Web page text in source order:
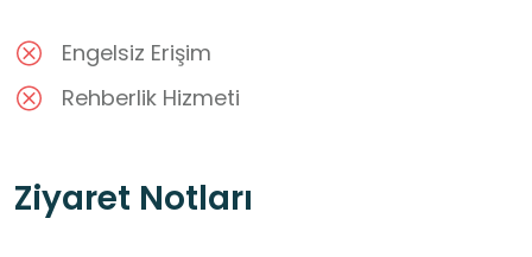
Engelsiz Erişim
Rehberlik Hizmeti
Ziyaret Notları